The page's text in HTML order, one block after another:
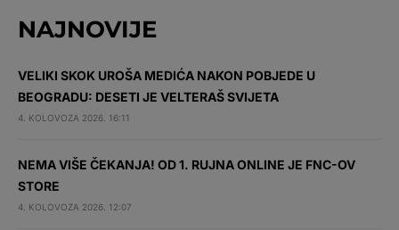
NAJNOVIJE
VELIKI SKOK UROŠA MEDIĆA NAKON POBJEDE U
BEOGRADU: DESETI JE VELTERAŠ SVIJETA
4. KOLOVOZA 2026. 16:11
NEMA VIŠE ČEKANJA! OD 1. RUJNA ONLINE JE FNC-OV
STORE
4. KOLOVOZA 2026. 12:07